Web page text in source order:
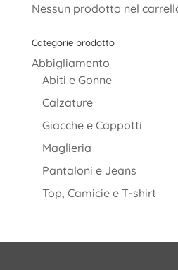
Nessun prodotto nel
Categorie prodotto
Abbigliamento
Abiti e Gonne
Calzature
Giacche e Cappotti
Maglieria
Pantaloni e Jeans
Top, Camicie e T-shirt